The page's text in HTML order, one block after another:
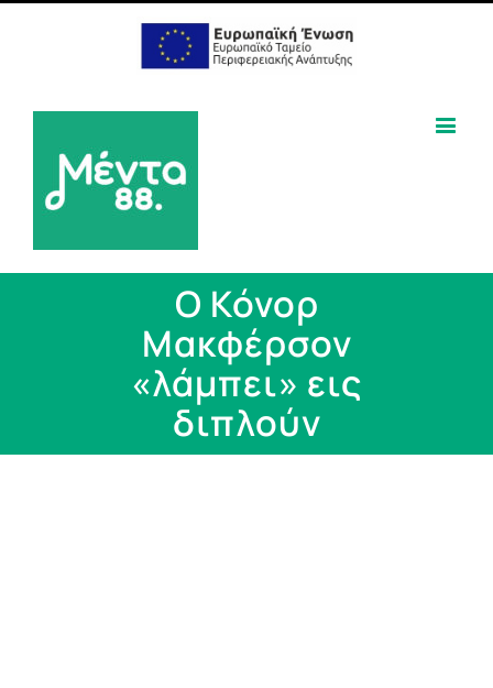
Ο Κόνορ
Μακφέρσον
«λάμπει» εις
διπλούν